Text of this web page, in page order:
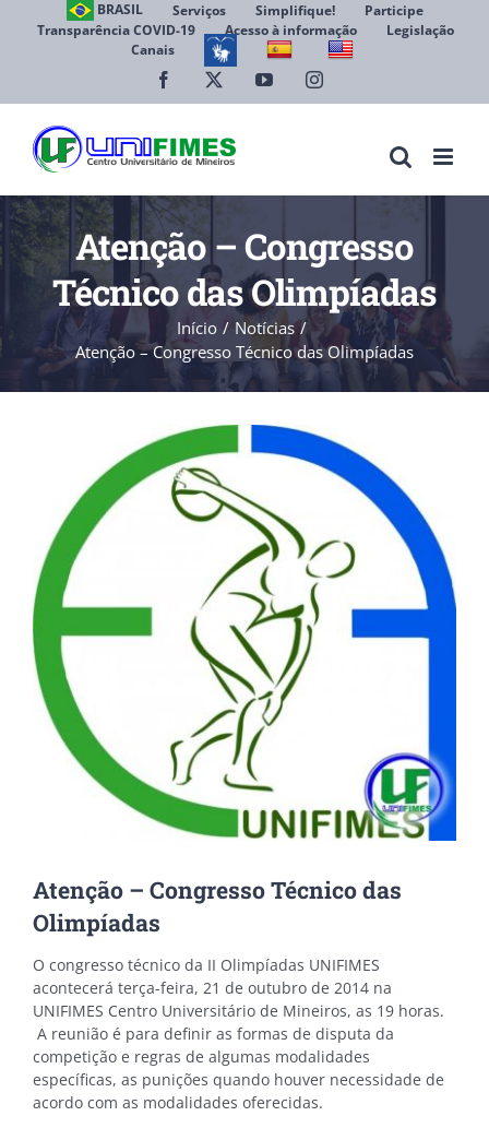
BRASIL Serviços Simplifique!
Participe
Transparência COVID-19
Acesso à informação
Legislação
Canais
Facebook YouTubeInstagram
Atenção – Congresso
Técnico das Olimpíadas
Início
Notícias
Atenção – Congresso Técnico das Olimpíadas
Atenção – Congresso Técnico das
Olimpíadas
O congresso técnico da II Olimpíadas UNIFIMES
acontecerá terça-feira, 21 de outubro de 2014 na
UNIFIMES Centro Universitário de Mineiros, as 19 horas.
A reunião é para definir as formas de disputa da
competição e regras de algumas modalidades
específicas, as punições quando houver necessidade de
acordo com as modalidades oferecidas.